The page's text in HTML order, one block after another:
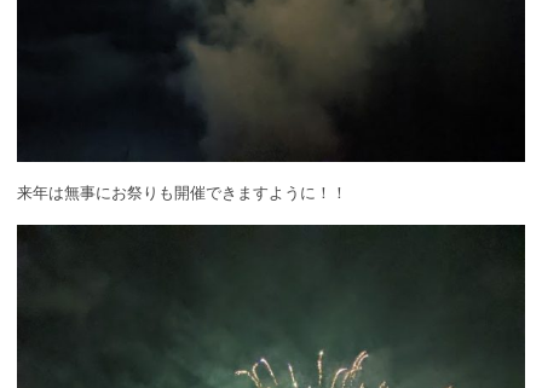
来年は無事にお祭りも開催できますように！！